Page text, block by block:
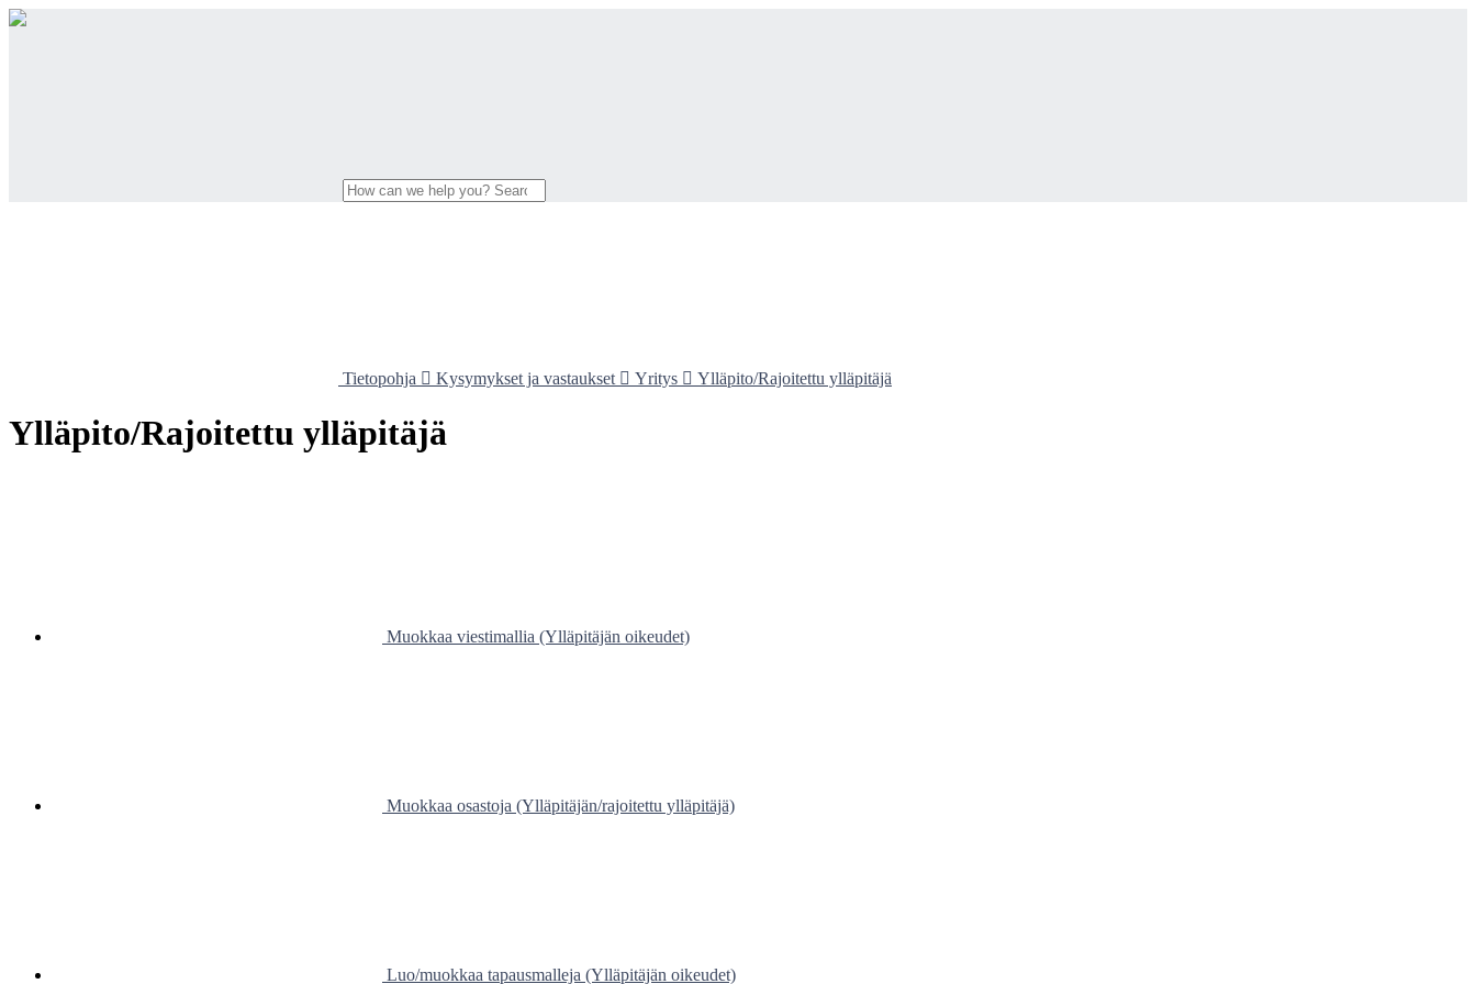
Tietopohja  Kysymykset ja vastaukset  Yritys  Ylläpito/Rajoitettu ylläpitäjä
Ylläpito/Rajoitettu ylläpitäjä
Muokkaa viestimallia (Ylläpitäjän oikeudet)
Muokkaa osastoja (Ylläpitäjän/rajoitettu ylläpitäjä)
Luo/muokkaa tapausmalleja (Ylläpitäjän oikeudet)